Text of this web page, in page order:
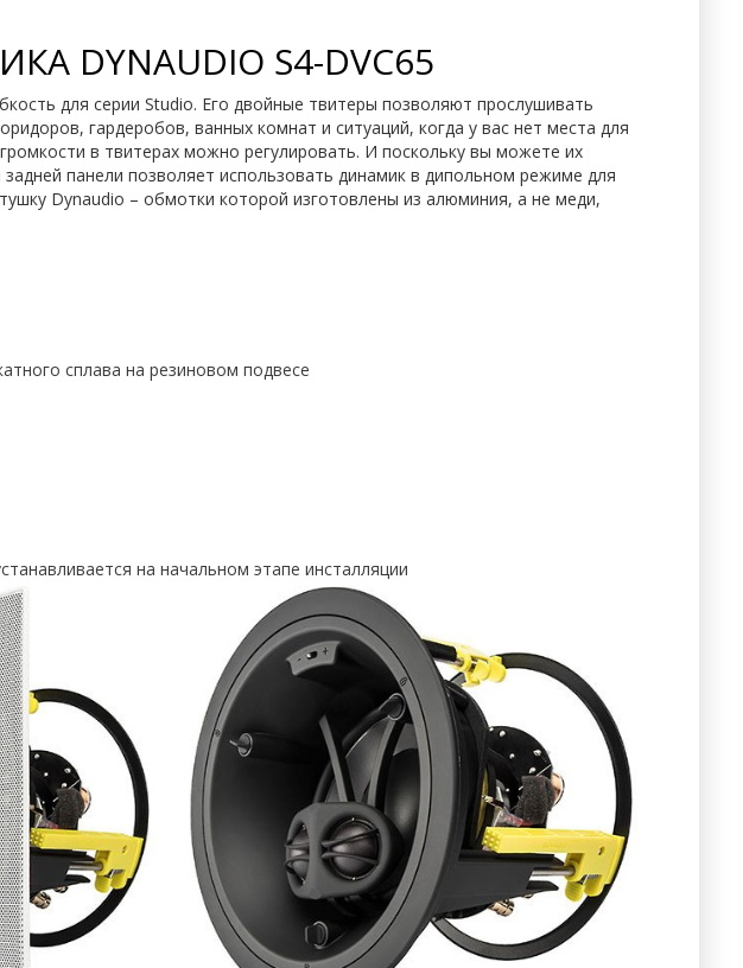
DYNAUDIO S4-DVC65
для серии Studio. Его двойные твитеры позволяют прослушивать
гардеробов, ванных комнат и ситуаций, когда у вас нет места для
в твитерах можно регулировать. И поскольку вы можете их
панели позволяет использовать динамик в дипольном режиме для
Dynaudio – обмотки которой изготовлены из алюминия, а не меди,
сплава на резиновом подвесе
на начальном этапе инсталляции